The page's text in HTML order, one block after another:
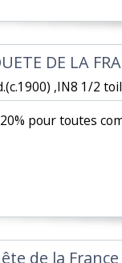
DE LA
,IN8 1/2
20% pour toutes
de la